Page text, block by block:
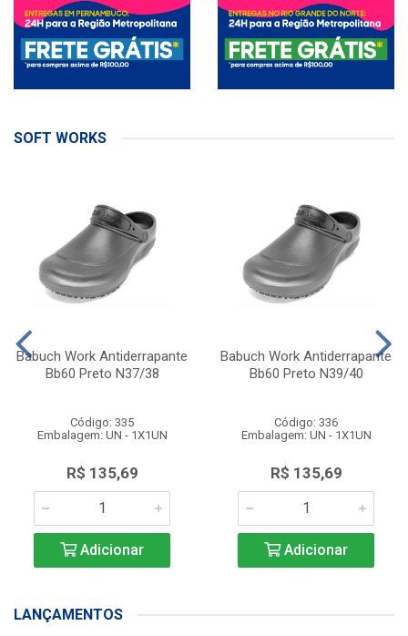
SOFT WORKS
Babuch Work Antiderrapante
Bb60 Preto N37/38
Código: 335
Embalagem: UN - 1X1UN
R$ 135,69
Adicionar
Babuch Work Antiderrapante
Bb60 Preto N39/40
Código: 336
Embalagem: UN - 1X1UN
R$ 135,69
Adicionar
LANÇAMENTOS